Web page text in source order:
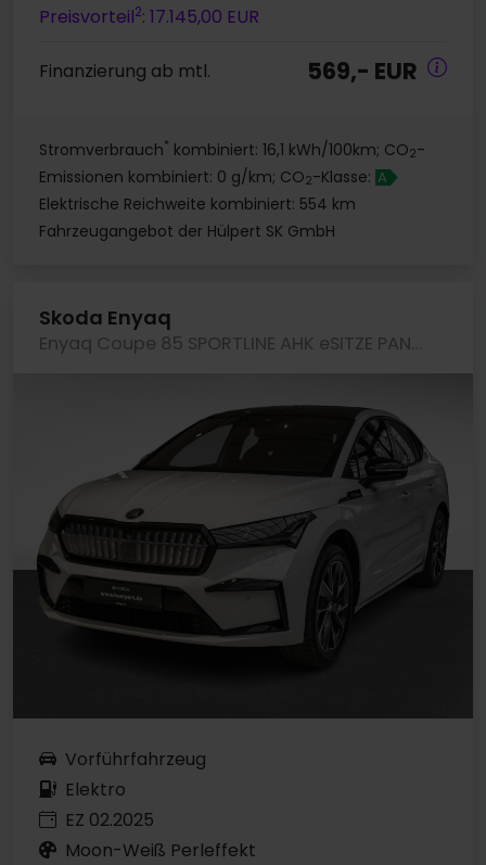
Preisvorteil2: 17.145,00 EUR
Finanzierung ab mtl. 569,- EUR
Stromverbrauch* kombiniert: 16,1 kWh/100km; CO2-
Emissionen kombiniert: 0 g/km; CO2-Klasse: A
Elektrische Reichweite kombiniert: 554 km
Fahrzeugangebot der Hülpert SK GmbH
Skoda Enyaq
Enyaq Coupe 85 SPORTLINE AHK eSITZE PANO MATRIXLED
Vorführfahrzeug
Elektro
EZ 02.2025
Moon-Weiß Perleffekt